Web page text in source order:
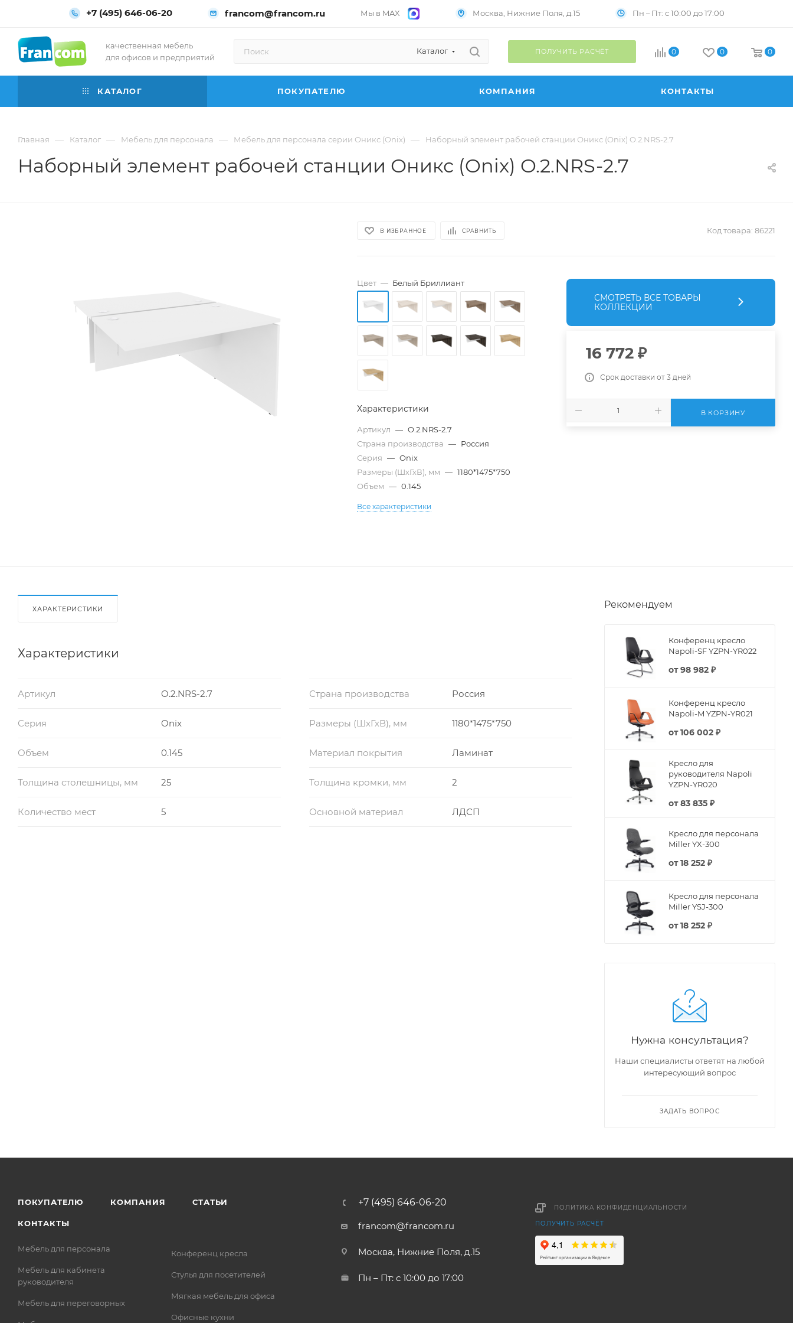
+7 (495) 646-06-20 francom@francom.ru Мы в MAX Москва, Нижние Поля, д.15 Пн – Пт: с 10:00 до 17:00
качественная мебель
для офисов и предприятий
Каталог ПОЛУЧИТЬ РАСЧЁТ 0 0 0
КАТАЛОГ ПОКУПАТЕЛЮ КОМПАНИЯ КОНТАКТЫ
Главная — Каталог — Мебель для персонала — Мебель для персонала серии Оникс (Onix) — Наборный элемент рабочей станции Оникс (Onix) O.2.NRS-2.7
Наборный элемент рабочей станции Оникс (Onix) O.2.NRS-2.7
В ИЗБРАННОЕ СРАВНИТЬ Код товара: 86221
Цвет — Белый Бриллиант
Характеристики
Артикул — O.2.NRS-2.7
Страна производства — Россия
Серия — Onix
Размеры (ШхГхВ), мм — 1180*1475*750
Объем — 0.145
Все характеристики
СМОТРЕТЬ ВСЕ ТОВАРЫ
КОЛЛЕКЦИИ
16 772₽
Срок доставки от 3 дней
В КОРЗИНУ
ХАРАКТЕРИСТИКИ
Характеристики
Артикул O.2.NRS-2.7 Страна производства Россия
Серия Onix Размеры (ШхГхВ), мм 1180*1475*750
Объем 0.145 Материал покрытия Ламинат
Толщина столешницы, мм 25 Толщина кромки, мм 2
Количество мест 5 Основной материал ЛДСП
Рекомендуем
Конференц кресло
Napoli-SF YZPN-YR022
от98 982 ₽
Конференц кресло
Napoli-M YZPN-YR021
от106 002 ₽
Кресло для
руководителя Napoli
YZPN-YR020
от83 835 ₽
Кресло для персонала
Miller YX-300
от18 252 ₽
Кресло для персонала
Miller YSJ-300
от18 252 ₽
Нужна консультация?
Наши специалисты ответят на любой
интересующий вопрос
ЗАДАТЬ ВОПРОС
ПОКУПАТЕЛЮ КОМПАНИЯ СТАТЬИ
КОНТАКТЫ
Мебель для персонала
Мебель для кабинета
руководителя
Мебель для переговорных
Конференц кресла
Стулья для посетителей
Мягкая мебель для офиса
Офисные кухни
+7 (495) 646-06-20
francom@francom.ru
Москва, Нижние Поля, д.15
Пн – Пт: с 10:00 до 17:00
ПОЛИТИКА КОНФИДЕНЦИАЛЬНОСТИ
ПОЛУЧИТЬ РАСЧЁТ